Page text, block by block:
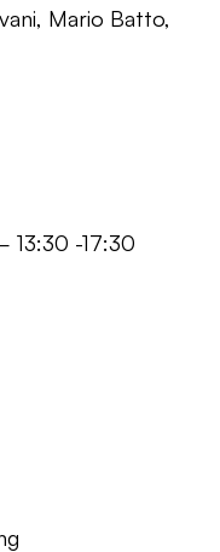
Mario Batto,
-17:30
82
ZH